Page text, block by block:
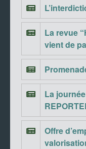
La revue
vient de
La
Offre